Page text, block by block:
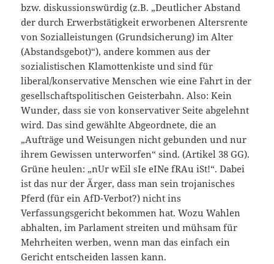
bzw. diskussionswürdig (z.B. „Deutlicher Abstand
der durch Erwerbstätigkeit erworbenen Altersrente
von Sozialleistungen (Grundsicherung) im Alter
(Abstandsgebot)“), andere kommen aus der
sozialistischen Klamottenkiste und sind für
liberal/konservative Menschen wie eine Fahrt in der
gesellschaftspolitischen Geisterbahn. Also: Kein
Wunder, dass sie von konservativer Seite abgelehnt
wird. Das sind gewählte Abgeordnete, die an
„Aufträge und Weisungen nicht gebunden und nur
ihrem Gewissen unterworfen“ sind. (Artikel 38 GG).
Grüne heulen: „nUr wEil sIe eINe fRAu iSt!“. Dabei
ist das nur der Ärger, dass man sein trojanisches
Pferd (für ein AfD-Verbot?) nicht ins
Verfassungsgericht bekommen hat. Wozu Wahlen
abhalten, im Parlament streiten und mühsam für
Mehrheiten werben, wenn man das einfach ein
Gericht entscheiden lassen kann.